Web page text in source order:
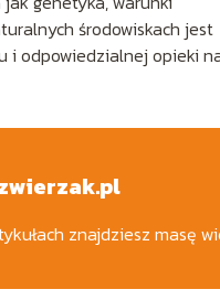
środowiskach jest
i odpowiedzialnej opieki
znajdziesz masę